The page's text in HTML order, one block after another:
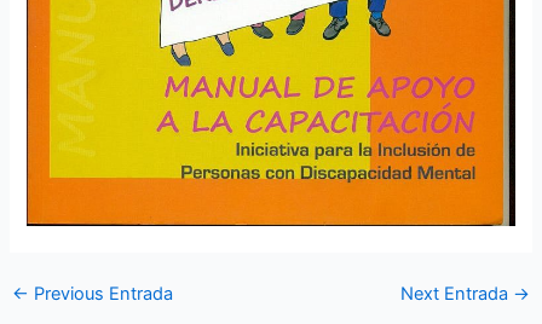
← Previous Entrada Next Entrada →